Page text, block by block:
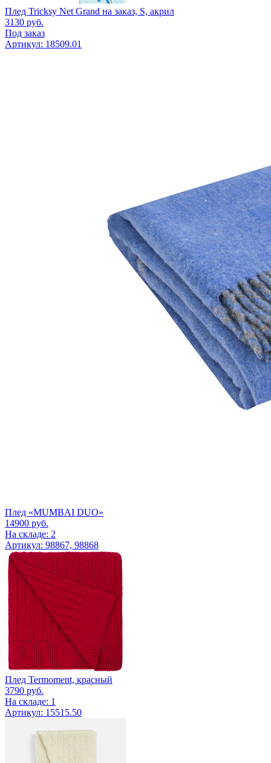
Плед Tricksy Net Grand на заказ, S, акрил
3130 руб.
Под заказ
Артикул: 18509.01
Плед «MUMBAI DUO»
14900 руб.
На складе: 2
Артикул: 98867, 98868
Плед Termoment, красный
3790 руб.
На складе: 1
Артикул: 15515.50